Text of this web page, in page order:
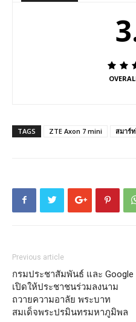
TAGS ZTE Axon 7 mini สมาร์
Previous article
กรมประชาสัมพันธ์ และ Google
เปิดให้ประชาชนร่วมลงนาม
ถวายความอาลัย พระบาท
สมเด็จพระปรมินทรมหาภูมิพล